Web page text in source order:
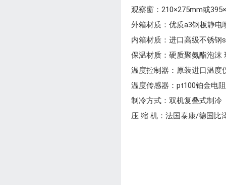
观察窗：210×275mm或
外箱材质：优质a3钢板静电
内箱材质：进口高级不锈钢
保温材质：硬质聚氨酯泡沫
温度控制器：原装进口温度
温度传感器：pt100铂金电
制冷方式：双机复叠式制冷
压 缩 机：法国泰康/德国比